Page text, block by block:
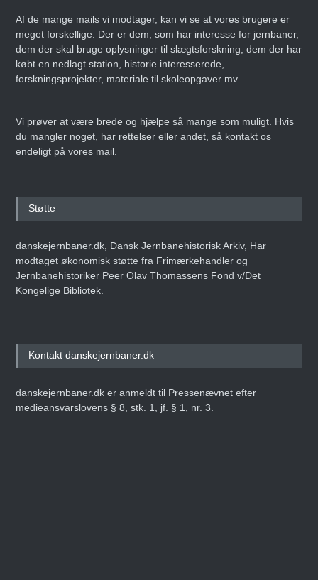
Af de mange mails vi modtager, kan vi se at vores brugere er
meget forskellige. Der er dem, som har interesse for jernbaner,
dem der skal bruge oplysninger til slægtsforskning, dem der har
købt en nedlagt station, historie interesserede,
forskningsprojekter, materiale til skoleopgaver mv.
Vi prøver at være brede og hjælpe så mange som muligt. Hvis
du mangler noget, har rettelser eller andet, så kontakt os
endeligt på vores mail.
Støtte
danskejernbaner.dk, Dansk Jernbanehistorisk Arkiv, Har
modtaget økonomisk støtte fra Frimærkehandler og
Jernbanehistoriker Peer Olav Thomassens Fond v/Det
Kongelige Bibliotek.
Kontakt danskejernbaner.dk
danskejernbaner.dk er anmeldt til Pressenævnet efter
medieansvarslovens § 8, stk. 1, jf. § 1, nr. 3.